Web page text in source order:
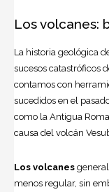
Los volcanes:
La historia geológica
sucesos catastróficos
contamos con
sucedidos en el
como la Antigua
causa del volcán
Los volcanes
menos regular, sin